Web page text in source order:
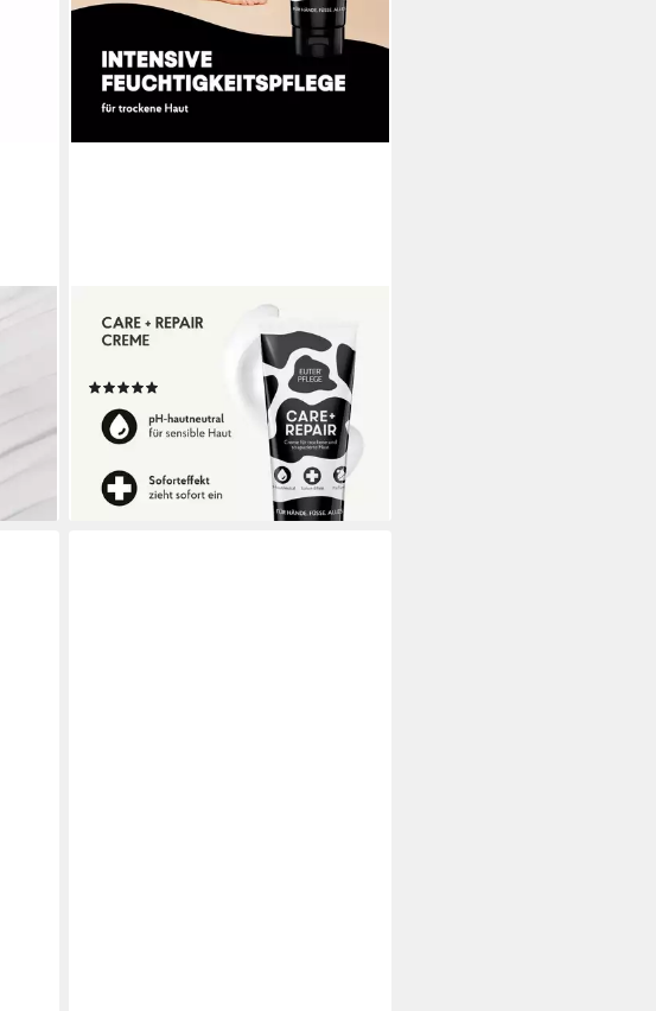
Bodylotion EUTERPFLEGE Creme
spezial 200ml, 200 ml Inhalt
9,95 €
(4,98 €/ 100 ml)
lieferbar - in 2-3 Werktagen bei dir